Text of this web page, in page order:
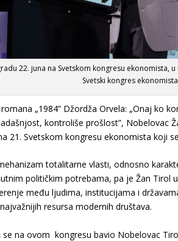
22. juna na Svetskom kongresu ekonomista,
Svetski kongres
„1984” Džordža Orvela: „Onaj ko
kontroliše prošlost”, Nobelovac
21. Svetskom kongresu ekonomista koji
totalitarne vlasti, odnosno
političkim potrebama, pa je Žan Tirol
među ljudima, institucijama i
resursa modernih društava.
na ovom kongresu bavio Nobelovac